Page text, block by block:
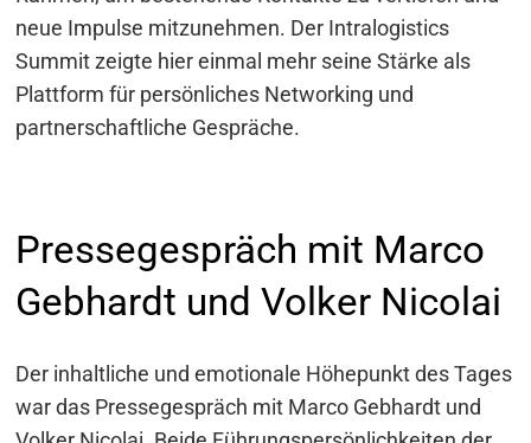
neue Impulse mitzunehmen. Der Intralogistics
Summit zeigte hier einmal mehr seine Stärke als
Plattform für persönliches Networking und
partnerschaftliche Gespräche.
Pressegespräch mit Marco
Gebhardt und Volker Nicolai
Der inhaltliche und emotionale Höhepunkt des Tages
war das Pressegespräch mit Marco Gebhardt und